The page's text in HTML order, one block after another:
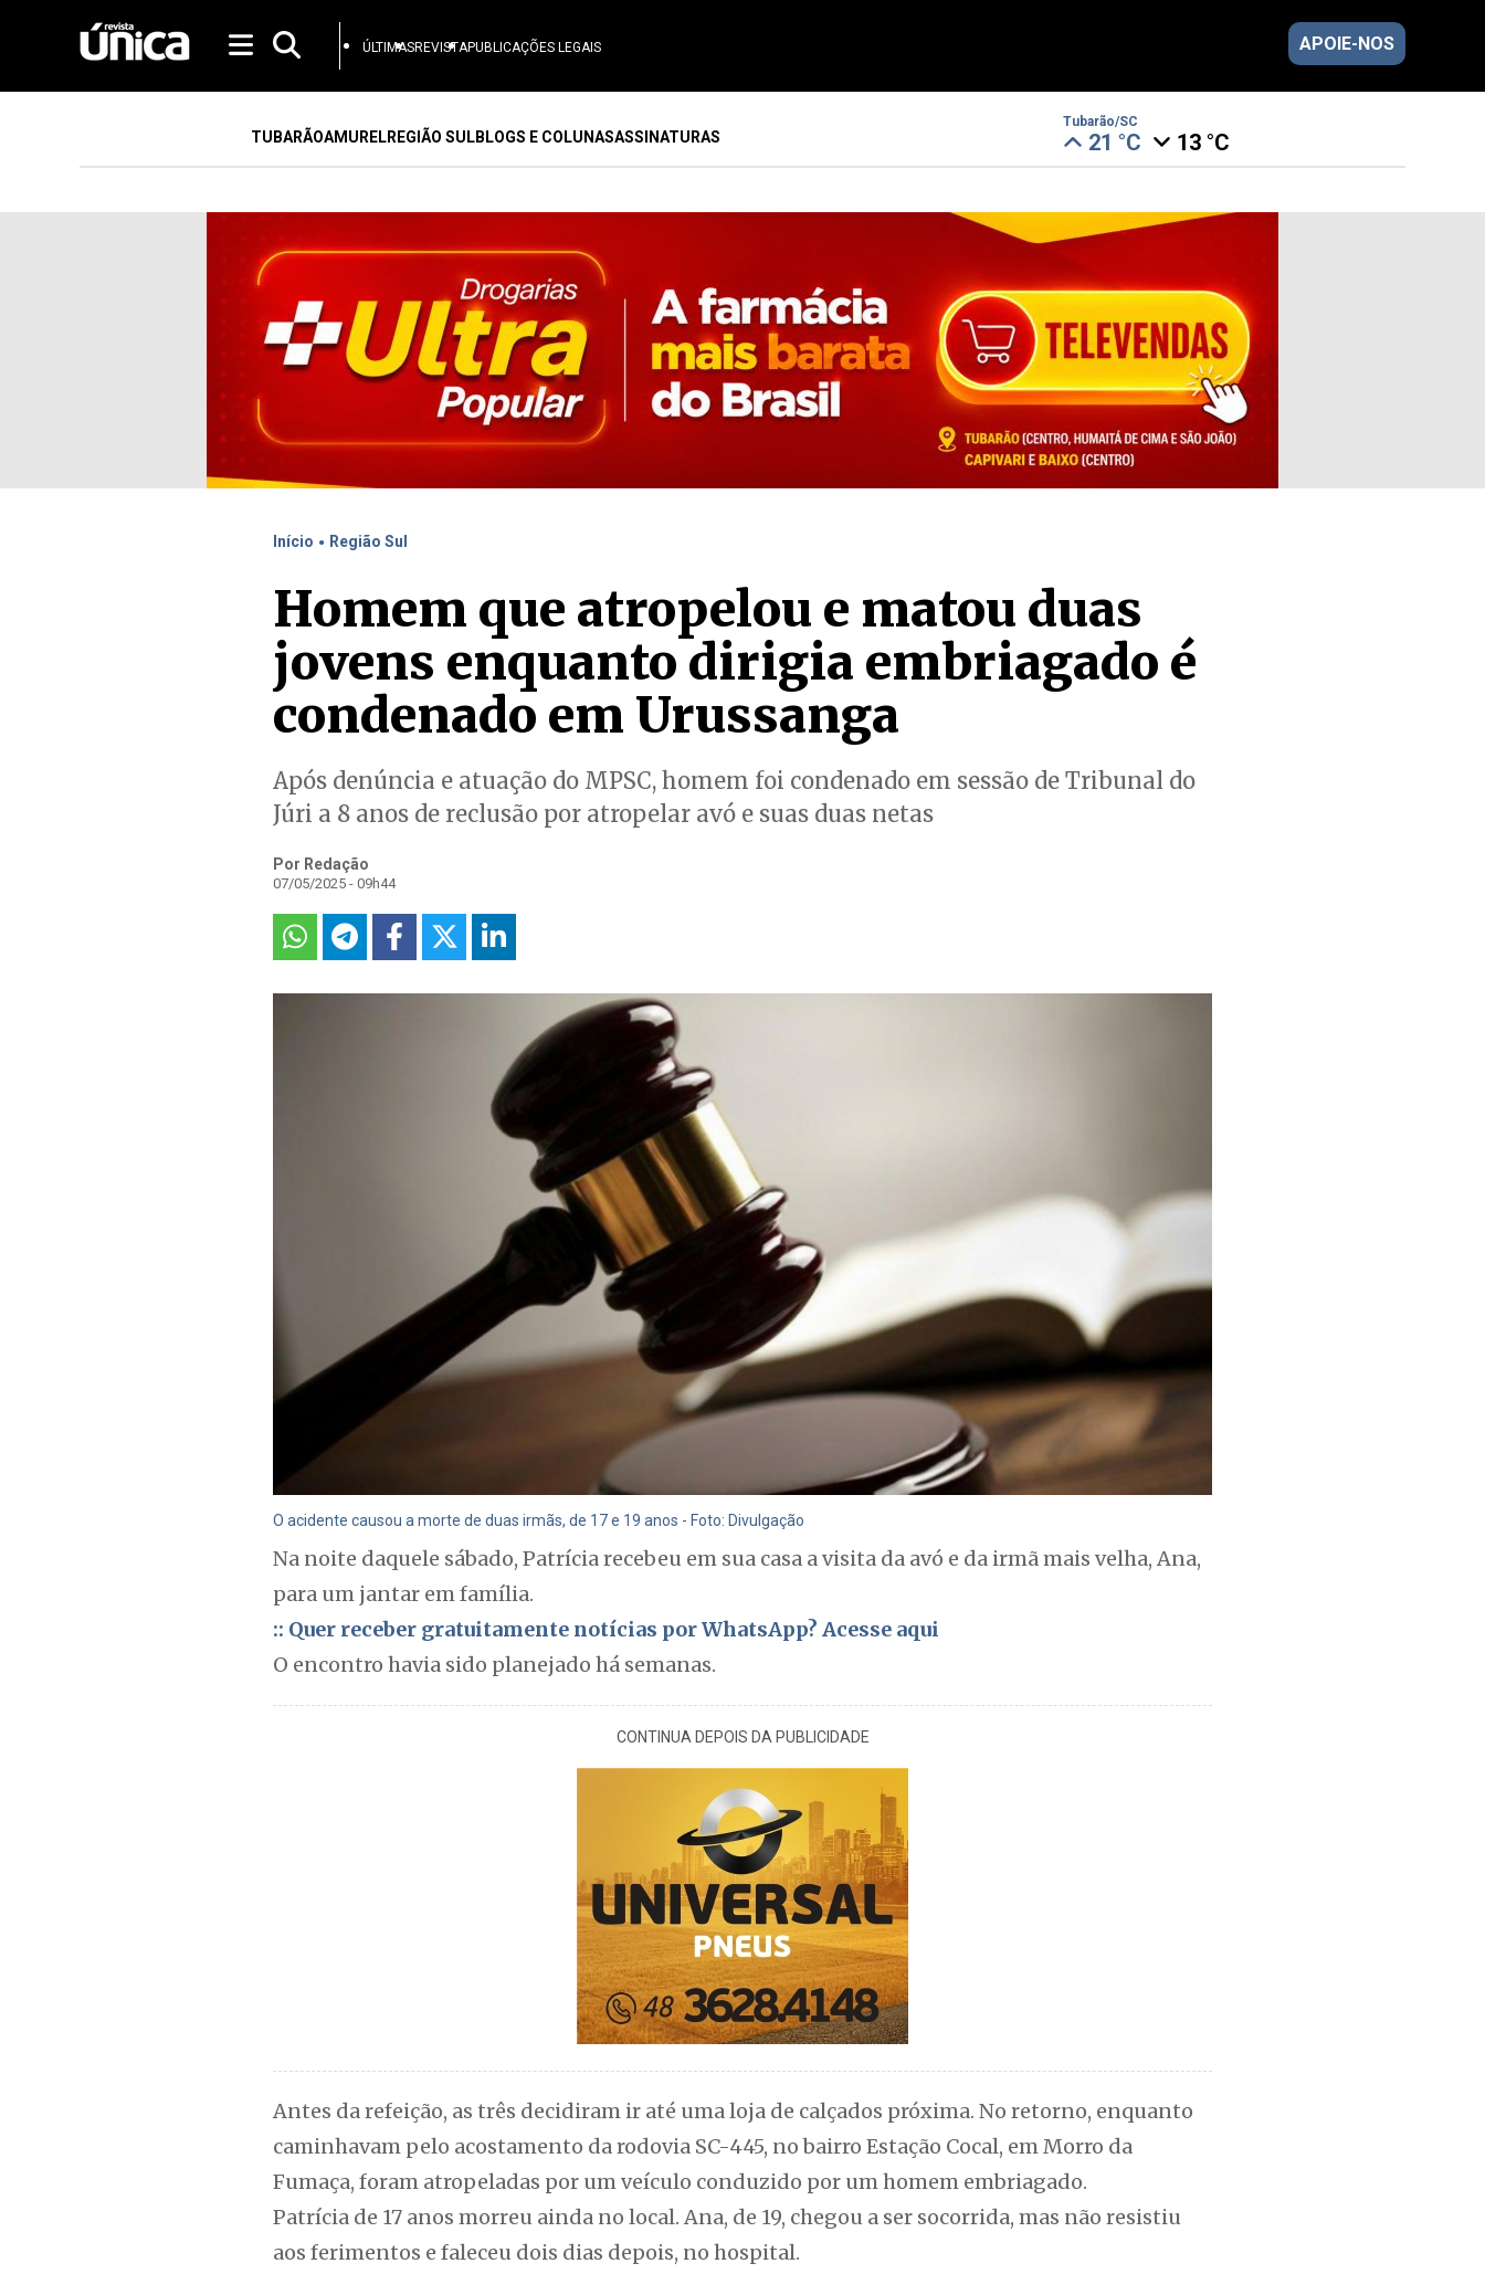
ÚLTIMASREVISTAPUBLICAÇÕES LEGAIS APOIE-NOS
TUBARÃOAMURELREGIÃO SULBLOGS E COLUNASASSINATURAS
Tubarão/SC
21 °C 13 °C
Início . Região Sul
Homem que atropelou e matou duas
jovens enquanto dirigia embriagado é
condenado em Urussanga
Após denúncia e atuação do MPSC, homem foi condenado em sessão de Tribunal do
Júri a 8 anos de reclusão por atropelar avó e suas duas netas
Por Redação
07/05/2025 - 09h44
O acidente causou a morte de duas irmãs, de 17 e 19 anos - Foto: Divulgação
Na noite daquele sábado, Patrícia recebeu em sua casa a visita da avó e da irmã mais velha, Ana,
para um jantar em família.
:: Quer receber gratuitamente notícias por WhatsApp? Acesse aqui
O encontro havia sido planejado há semanas.
CONTINUA DEPOIS DA PUBLICIDADE
Antes da refeição, as três decidiram ir até uma loja de calçados próxima. No retorno, enquanto
caminhavam pelo acostamento da rodovia SC-445, no bairro Estação Cocal, em Morro da
Fumaça, foram atropeladas por um veículo conduzido por um homem embriagado.
Patrícia de 17 anos morreu ainda no local. Ana, de 19, chegou a ser socorrida, mas não resistiu
aos ferimentos e faleceu dois dias depois, no hospital.